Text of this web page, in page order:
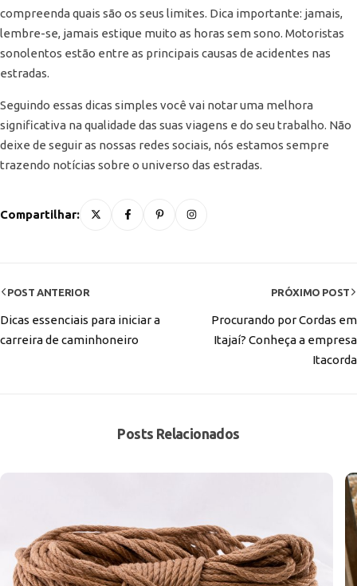
compreenda quais são os seus limites. Dica importante: jamais,
lembre-se, jamais estique muito as horas sem sono. Motoristas
sonolentos estão entre as principais causas de acidentes nas
estradas.
Seguindo essas dicas simples você vai notar uma melhora
significativa na qualidade das suas viagens e do seu trabalho. Não
deixe de seguir as nossas redes sociais, nós estamos sempre
trazendo notícias sobre o universo das estradas.
Compartilhar:
POST ANTERIOR
Dicas essenciais para iniciar a
carreira de caminhoneiro
PRÓXIMO POST
Procurando por Cordas em
Itajaí? Conheça a empresa
Itacorda
Posts Relacionados